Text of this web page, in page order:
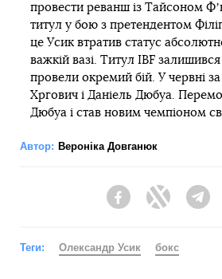
провести реванш із Тайсоном
титул у бою з претендентом
це Усик втратив статус
важкій вазі. Титул IBF
провели окремий бій. У червні
Хргович і Даніель Дюбуа.
Дюбуа і став новим чемпіоном
Автор: Вероніка Довганюк
FacebookTwitter
Теги: Олександр Усик бокс